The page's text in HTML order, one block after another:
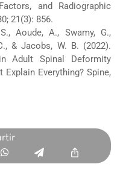
and Radiographic
21(3): 856.
Aoude, A., Swamy, G.,
& Jacobs, W. B. (2022).
Adult Spinal Deformity
Explain Everything? Spine,